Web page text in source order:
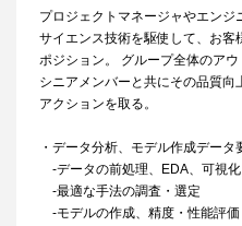
プロジェクトマネージャやエンジ
サイエンス技術を駆使して、お客
ポジション。 グループ全体のアウ
シニアメンバーと共にその品質
アクションを取る。
・データ分析、モデル作成デー
-データの前処理、EDA、可視化
-最適な手法の調査・選定
-モデルの作成、精度・性能評価